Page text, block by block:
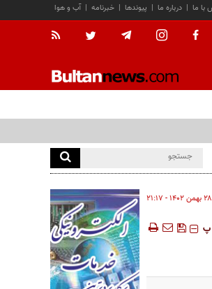
آب و هوا | خبرنامه | پیوندها | درباره ما | با ما
۲۸ بهمن ۱۴۰۲ - ۲۱:۱۷
پ